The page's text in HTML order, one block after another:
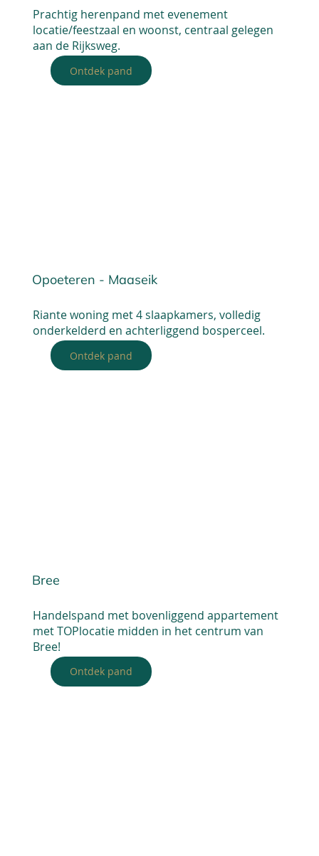
Prachtig herenpand met evenement
locatie/feestzaal en woonst, centraal gelegen
aan de Rijksweg.
Ontdek pand
Opoeteren - Maaseik
Riante woning met 4 slaapkamers, volledig
onderkelderd en achterliggend bosperceel.
Ontdek pand
Bree
Handelspand met bovenliggend appartement
met TOPlocatie midden in het centrum van
Bree!
Ontdek pand